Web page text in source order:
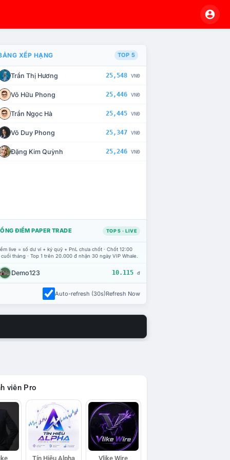
CHẾ TÀI XỬ LÝ VI PHẠM
XẾP HẠNG TOP 5
Trần Thị Hương 25,548 VNĐ
Võ Hữu Phong 25,446 VNĐ
Trần Ngọc Hà 25,445 VNĐ
Võ Duy Phong 25,347 VNĐ
Đặng Kim Quỳnh 25,246 VNĐ
ĐIỂM PAPER TRADE TOP 5 · LIVE
live = số dư ví + ký quỹ + PnL chưa chốt · Chốt 12:00
tháng · Top 1 trên 20.000 đ nhận 30 ngày VIP Whale.
Demo123 10.115 đ
Auto-refresh (30s)Refresh Now
viên Pro
Tín Hiệu Alpha Vlike Wire